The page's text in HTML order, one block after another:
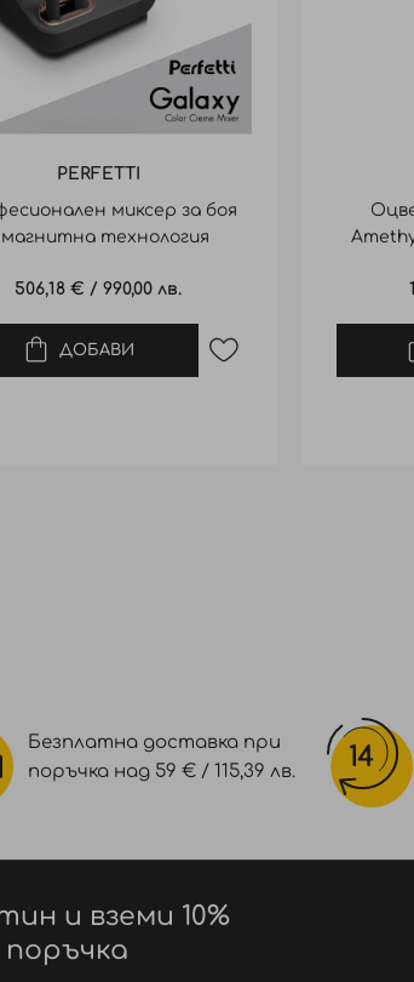
от корена до върха. Изчакайте 30-
PERFETTI
миксер за боя
магнитна технология
506,18 € / 990,00 лв.
ДОБАВИ
Безплатна доставка при
поръчка над 59 € / 115,39 лв.
и вземи 10%